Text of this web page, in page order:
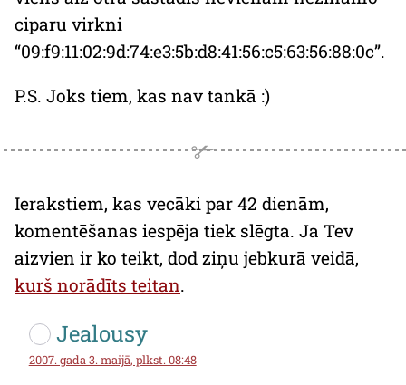
ciparu virkni
“09:f9:11:02:9d:74:e3:5b:d8:41:56:c5:63:56:88:0c”.
P.S. Joks tiem, kas nav tankā :)
Ierakstiem, kas vecāki par 42 dienām,
komentēšanas iespēja tiek slēgta. Ja Tev
aizvien ir ko teikt, dod ziņu jebkurā veidā,
kurš norādīts teitan.
Jealousy
2007. gada 3. maijā, plkst. 08:48